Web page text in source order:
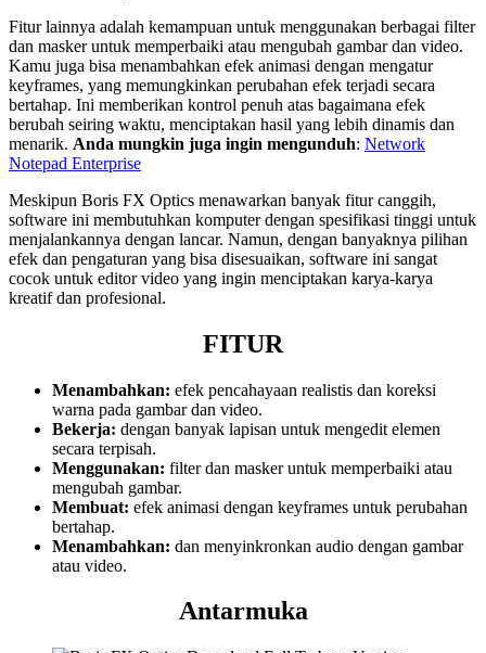
Fitur lainnya adalah kemampuan untuk menggunakan berbagai filter
dan masker untuk memperbaiki atau mengubah gambar dan video.
Kamu juga bisa menambahkan efek animasi dengan mengatur
keyframes, yang memungkinkan perubahan efek terjadi secara
bertahap. Ini memberikan kontrol penuh atas bagaimana efek
berubah seiring waktu, menciptakan hasil yang lebih dinamis dan
menarik. Anda mungkin juga ingin mengunduh: Network
Notepad Enterprise
Meskipun Boris FX Optics menawarkan banyak fitur canggih,
software ini membutuhkan komputer dengan spesifikasi tinggi untuk
menjalankannya dengan lancar. Namun, dengan banyaknya pilihan
efek dan pengaturan yang bisa disesuaikan, software ini sangat
cocok untuk editor video yang ingin menciptakan karya-karya
kreatif dan profesional.
FITUR
Menambahkan: efek pencahayaan realistis dan koreksi
warna pada gambar dan video.
Bekerja: dengan banyak lapisan untuk mengedit elemen
secara terpisah.
Menggunakan: filter dan masker untuk memperbaiki atau
mengubah gambar.
Membuat: efek animasi dengan keyframes untuk perubahan
bertahap.
Menambahkan: dan menyinkronkan audio dengan gambar
atau video.
Antarmuka